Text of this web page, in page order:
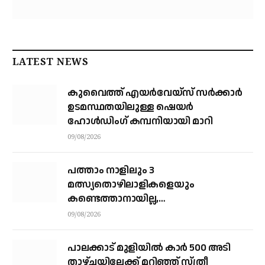
LATEST NEWS
കുവൈത്ത് എയര്‍വേയ്‌സ് സര്‍ക്കാര്‍
ഉടമസ്ഥതയിലുള്ള ഷെയര്‍
ഹോള്‍ഡിംഗ് കമ്പനിയായി മാറി
09/08/2026
പത്താം നാളിലും 3
മത്സ്യതൊഴിലാളികളെയും
കണ്ടെത്താനായില്ല,
നാവികസേനയെത്തിയിട്ടും രക്ഷയില്ല;
09/08/2026
പാലക്കാട് മുളിയിൽ കാർ 500 അടി
താഴ്ചയിലേക്ക് മറിഞ്ഞ് സ്ത്രീ